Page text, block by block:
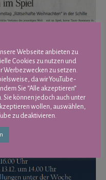
Webseite anbieten zu
Cookies zu nutzen und
Werbezwecken zu setzen.
da wir YouTube-
Sie “Alle akzeptieren”
Sie können jedoch auch unter
wollen, auswählen,
zu deaktivieren.